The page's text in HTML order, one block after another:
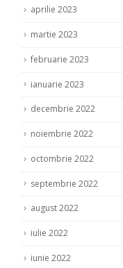
aprilie 2023
martie 2023
februarie 2023
ianuarie 2023
decembrie 2022
noiembrie 2022
octombrie 2022
septembrie 2022
august 2022
iulie 2022
iunie 2022